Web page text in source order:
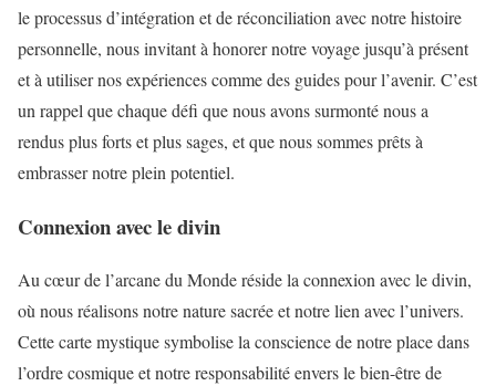
le processus d’intégration et de réconciliation avec notre histoire
personnelle, nous invitant à honorer notre voyage jusqu’à présent
et à utiliser nos expériences comme des guides pour l’avenir. C’est
un rappel que chaque défi que nous avons surmonté nous a
rendus plus forts et plus sages, et que nous sommes prêts à
embrasser notre plein potentiel.
Connexion avec le divin
Au cœur de l’arcane du Monde réside la connexion avec le divin,
où nous réalisons notre nature sacrée et notre lien avec l’univers.
Cette carte mystique symbolise la conscience de notre place dans
l’ordre cosmique et notre responsabilité envers le bien-être de